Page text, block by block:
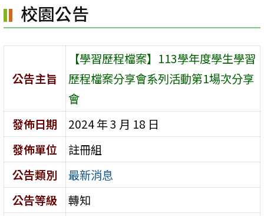
區
校園公告
公告主旨
【學習歷程檔案】113學年度學生學習
歷程檔案分享會系列活動第1場次分享
會
發佈日期
2024 年 3 月 18 日
發佈單位
註冊組
公告類別
最新消息
公告等級
轉知